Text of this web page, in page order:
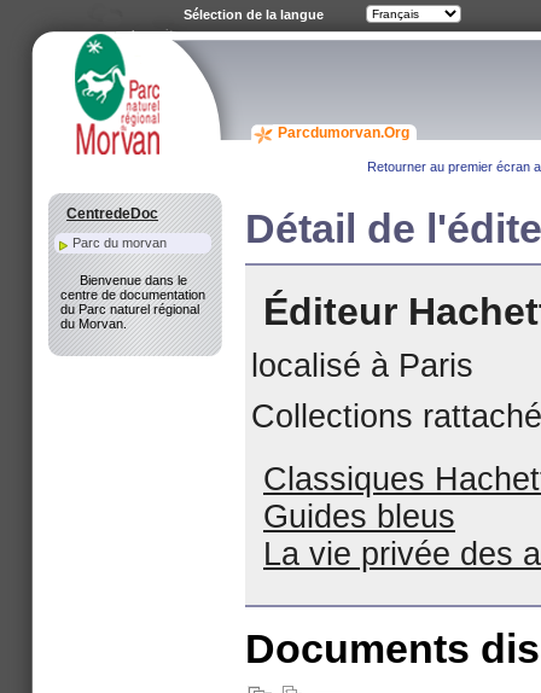
Parcdumorvan.Org
Retourner au premier écran
Détail de
Éditeur
localisé à Paris
Collections
Classiques
Guides bleus
La vie privée des
Documents
CentredeDoc
Parc du morvan
Bienvenue dans le
centre de documentation
du Parc naturel régional
du Morvan.
Sélection de la langue